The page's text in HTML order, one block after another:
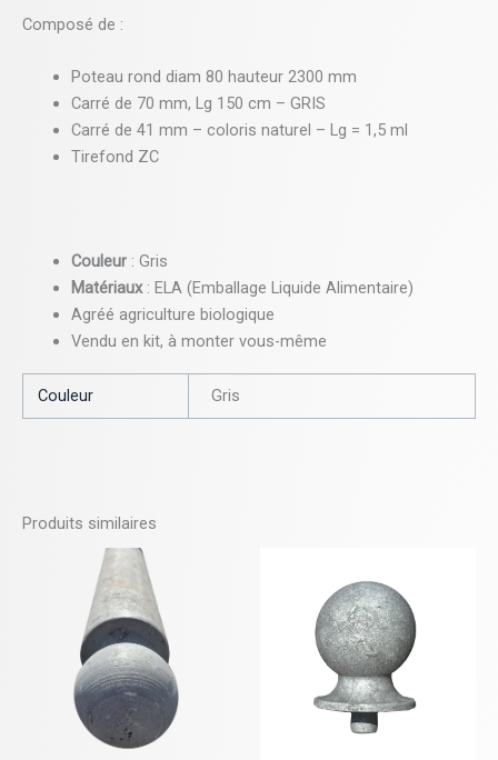
Composé de :
Poteau rond diam 80 hauteur 2300 mm
Carré de 70 mm, Lg 150 cm – GRIS
Carré de 41 mm – coloris naturel – Lg = 1,5 ml
Tirefond ZC
Couleur: Gris
Matériaux: ELA (Emballage Liquide Alimentaire)
Agréé agriculture biologique
Vendu en kit, à monter vous-même
Couleur Gris
Produits similaires